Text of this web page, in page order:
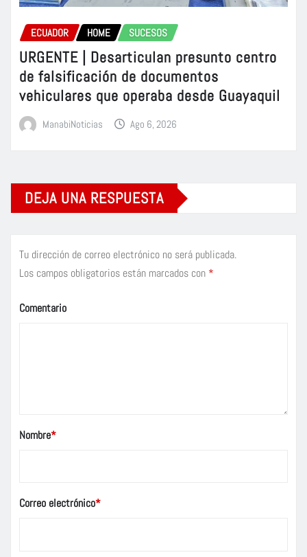
ECUADOR HOME SUCESOS
URGENTE | Desarticulan presunto centro
de falsificación de documentos
vehiculares que operaba desde Guayaquil
ManabiNoticias Ago 6, 2026
DEJA UNA RESPUESTA
Tu dirección de correo electrónico no será publicada.
Los campos obligatorios están marcados con *
Comentario
Nombre*
Correo electrónico*